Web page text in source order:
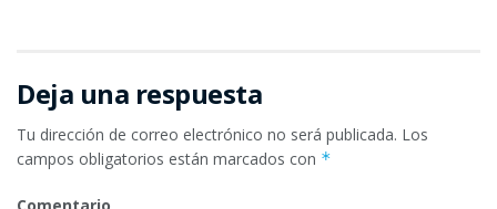
Deja una respuesta
Tu dirección de correo electrónico no será publicada. Los
campos obligatorios están marcados con *